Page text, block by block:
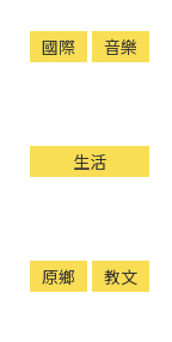
國際 音樂
生活
原鄉 教文